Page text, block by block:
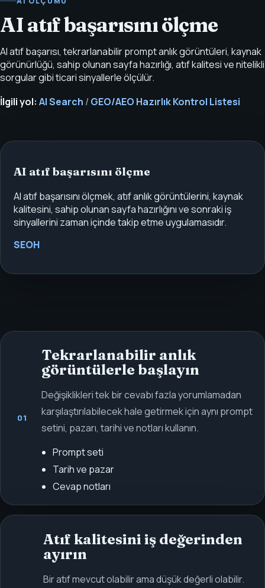
AI atıf başarısını ölçme
AI atıf başarısı, tekrarlanabilir prompt anlık görüntüleri, kaynak
görünürlüğü, sahip olunan sayfa hazırlığı, atıf kalitesi ve nitelikli
sorgular gibi ticari sinyallerle ölçülür.
İlgili yol: AI Search / GEO/AEO Hazırlık Kontrol Listesi
AI atıf başarısını ölçme
AI atıf başarısını ölçmek, atıf anlık görüntülerini, kaynak
kalitesini, sahip olunan sayfa hazırlığını ve sonraki iş
sinyallerini zaman içinde takip etme uygulamasıdır.
SEOH
01
Tekrarlanabilir anlık
görüntülerle başlayın
Değişiklikleri tek bir cevabı fazla yorumlamadan
karşılaştırılabilecek hale getirmek için aynı prompt
setini, pazarı, tarihi ve notları kullanın.
Prompt seti
Tarih ve pazar
Cevap notları
Atıf kalitesini iş değerinden
ayırın
Bir atıf mevcut olabilir ama düşük değerli olabilir.